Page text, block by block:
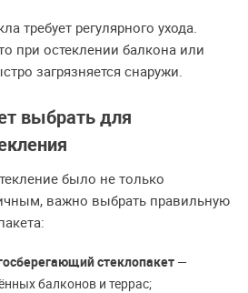
требует регулярного ухода.
при остеклении балкона или
загрязняется снаружи.
выбрать для
было не только
важно выбрать правильную
стеклопакет —
балконов и террас;